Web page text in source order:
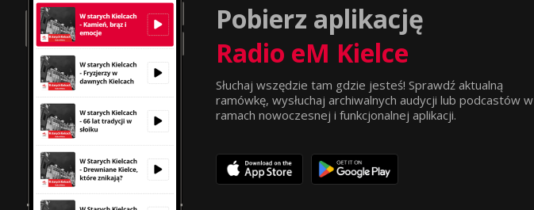
Pobierz aplikację
Radio eM Kielce
Słuchaj wszędzie tam gdzie jesteś! Sprawdź aktualną
ramówkę, wysłuchaj archiwalnych audycji lub podcastów w
ramach nowoczesnej i funkcjonalnej aplikacji.